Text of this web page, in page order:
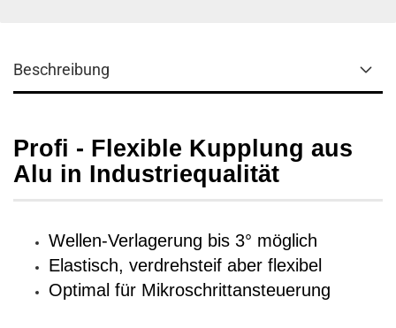
Beschreibung
Profi - Flexible Kupplung aus
Alu in Industriequalität
Wellen-Verlagerung bis 3° möglich
Elastisch, verdrehsteif aber flexibel
Optimal für Mikroschrittansteuerung